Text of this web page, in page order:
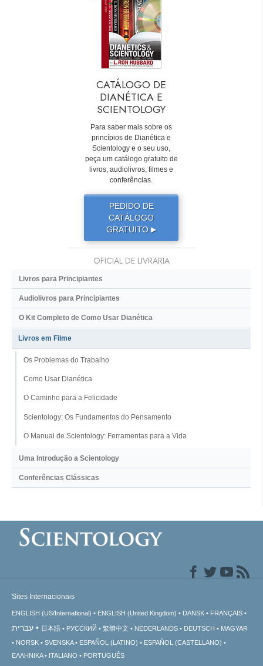
CATÁLOGO DE
DIANÉTICA E
SCIENTOLOGY
Para saber mais sobre os
princípios de Dianética e
Scientology e o seu uso,
peça um catálogo gratuito de
livros, audiolivros, filmes e
conferências.
PEDIDO DE
CATÁLOGO
GRATUITO ▶
OFICIAL DE LIVRARIA
Livros para Principiantes
Audiolivros para Principiantes
O Kit Completo de Como Usar Dianética
Livros em Filme
Os Problemas do Trabalho
Como Usar Dianética
O Caminho para a Felicidade
Scientology: Os Fundamentos do Pensamento
O Manual de Scientology: Ferramentas para a Vida
Uma Introdução a Scientology
Conferências Clássicas
Sites Internacionais
ENGLISH (US/International) ENGLISH (United Kingdom) DANSK FRANÇAIS
עברית 日本語 РУССКИЙ 繁體中文 NEDERLANDS DEUTSCH
MAGYAR
NORSK
SVENSKA ESPAÑOL (LATINO)
ESPAÑOL (CASTELLANO)
ΕΛΛΗΝΙΚA
ITALIANO PORTUGUÊS